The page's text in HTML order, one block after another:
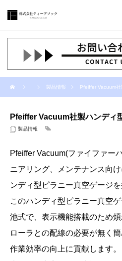
製品情報 Pfeiffer Vacuum
Pfeiffer Vacuum社製ハンディ
製品情報
Pfeiffer Vacuum(ファイファー
ニアリング、メンテナンス向
ンディ型ピラニー真空ゲージを
このハンディ型ピラニー真空
池式で、表示機能搭載のため
ローラとの配線の必要が無く
作業効率の向上に貢献します。